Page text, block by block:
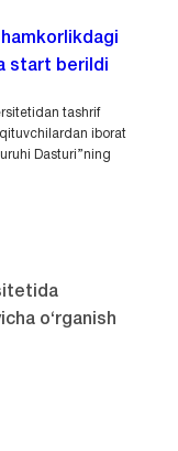
start berildi
tashrif
iborat
Dasturi”ning
o‘rganish